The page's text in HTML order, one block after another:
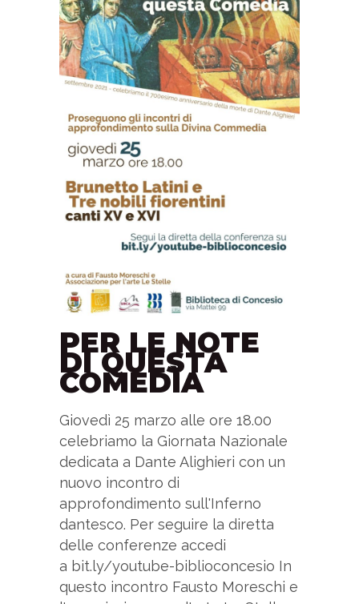
PER LE NOTE
DI QUESTA
COMEDÌA
Giovedì 25 marzo alle ore 18.00
celebriamo la Giornata Nazionale
dedicata a Dante Alighieri con un
nuovo incontro di
approfondimento sull'Inferno
dantesco. Per seguire la diretta
delle conferenze accedi
a bit.ly/youtube-biblioconcesio In
questo incontro Fausto Moreschi e